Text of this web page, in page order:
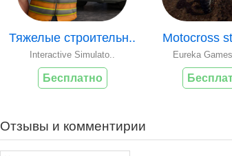
Тяжелые строительн..
Interactive Simulato..
Бесплатно
Motocross
Eureka
Отзывы и комментирии